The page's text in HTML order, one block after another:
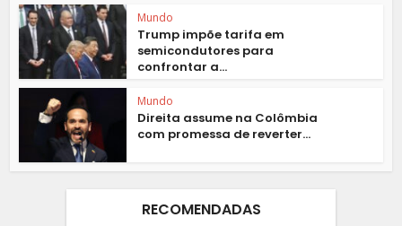
Mundo
Trump impõe tarifa em
semicondutores para
confrontar a...
Mundo
Direita assume na Colômbia
com promessa de reverter...
RECOMENDADAS